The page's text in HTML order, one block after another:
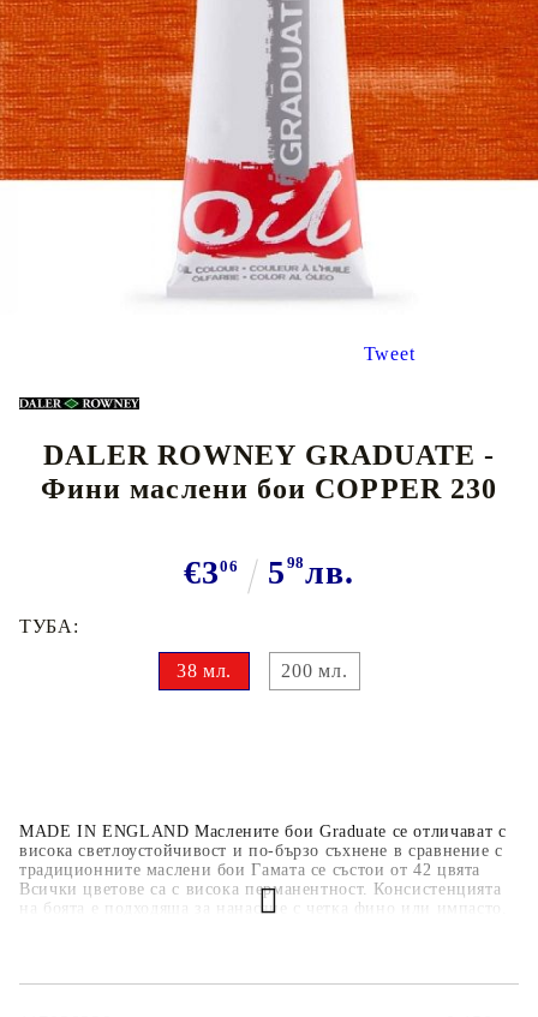
Tweet
DALER ROWNEY GRADUATE -
Фини маслени бои COPPER 230
€306 5 98лв.
MADE IN ENGLAND Маслените бои Graduate се отличават с
висока светлоустойчивост и по-бързо съхнене в сравнение с
традиционните маслени бои Гамата се състои от 42 цвята
Всички цветове са с висока перманентност. Консистенцията
на боята е подходяща за нанасяне с четка фино или импасто.
ТУБА:
38 мл. 200 мл.